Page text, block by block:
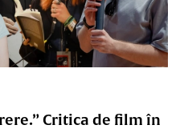
Critica de film în